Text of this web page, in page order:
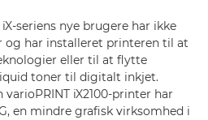
seriens nye brugere har ikke
og har installeret printeren til at
eller til at flytte
toner til digitalt inkjet.
iX2100-printer har
en mindre grafisk virksomhed i